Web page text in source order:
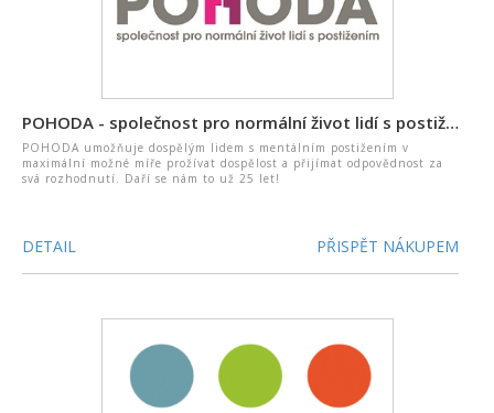
POHODA - společnost pro normální život lidí s postižením, z.ú.
POHODA umožňuje dospělým lidem s mentálním postižením v
maximální možné míře prožívat dospělost a přijímat odpovědnost za
svá rozhodnutí. Daří se nám to už 25 let!
DETAIL PŘISPĚT NÁKUPEM